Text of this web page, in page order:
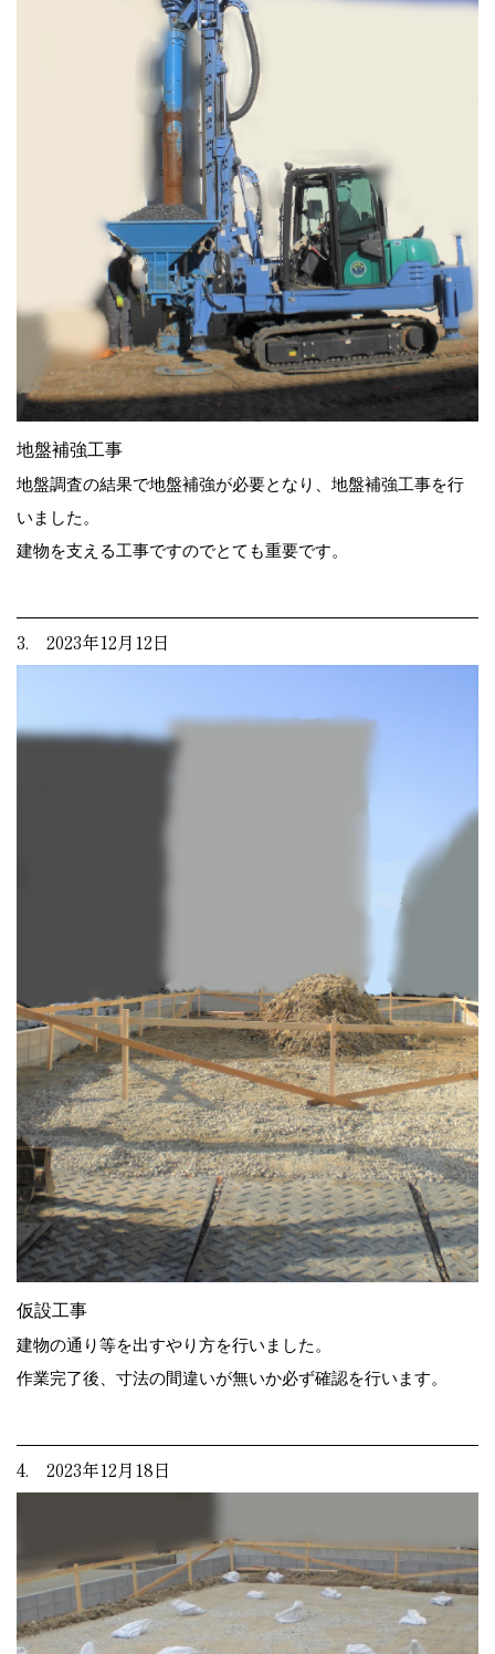
地盤補強工事
地盤調査の結果で地盤補強が必要となり、地盤補強工事を行
いました。
建物を支える工事ですのでとても重要です。
3. 2023年12月12日
仮設工事
建物の通り等を出すやり方を行いました。
作業完了後、寸法の間違いが無いか必ず確認を行います。
4. 2023年12月18日